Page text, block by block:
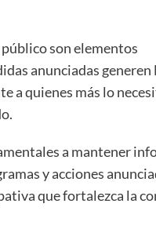
son elementos
anunciadas generen
a quienes más lo
a mantener
y acciones
que fortalezca la